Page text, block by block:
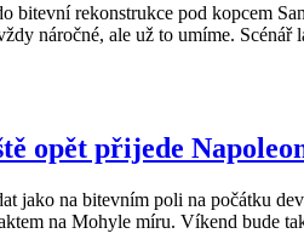
bitevní rekonstrukce pod kopcem
náročné, ale už to umíme.
opět přijede
jako na bitevním poli na počátku
na Mohyle míru. Víkend bude